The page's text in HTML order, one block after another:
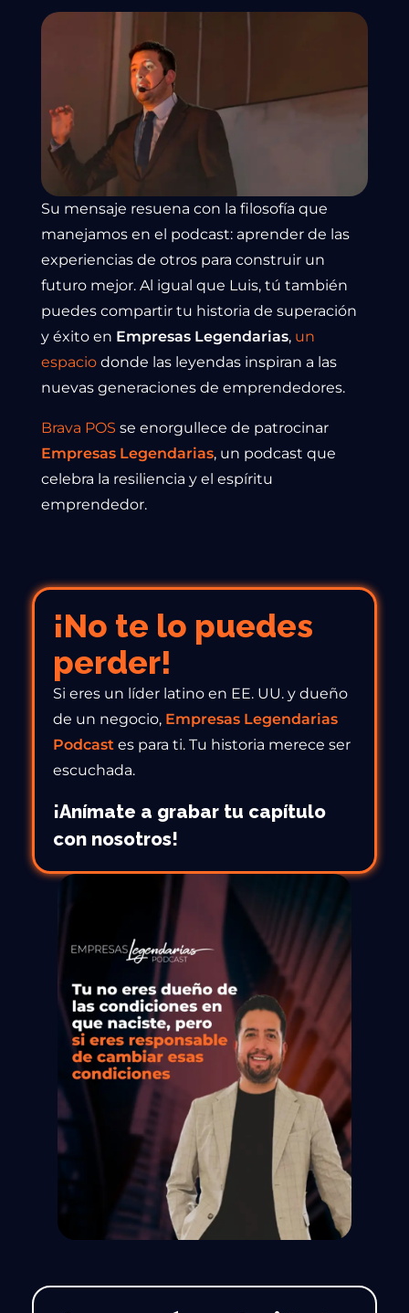
Su mensaje resuena con la filosofía que
manejamos en el podcast: aprender de las
experiencias de otros para construir un
futuro mejor. Al igual que Luis, tú también
puedes compartir tu historia de superación
y éxito en Empresas Legendarias, un
espacio donde las leyendas inspiran a las
nuevas generaciones de emprendedores.
Brava POS se enorgullece de patrocinar
Empresas Legendarias, un podcast que
celebra la resiliencia y el espíritu
emprendedor.
¡No te lo puedes
perder!
Si eres un líder latino en EE. UU. y dueño
de un negocio, Empresas Legendarias
Podcast es para ti. Tu historia merece ser
escuchada.
¡Anímate a grabar tu capítulo
con nosotros!